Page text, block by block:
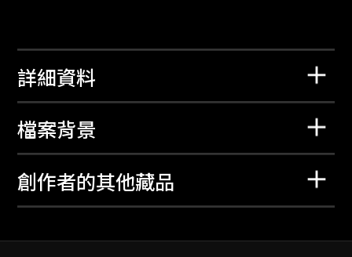
詳細資料
檔案背景
創作者的其他藏品